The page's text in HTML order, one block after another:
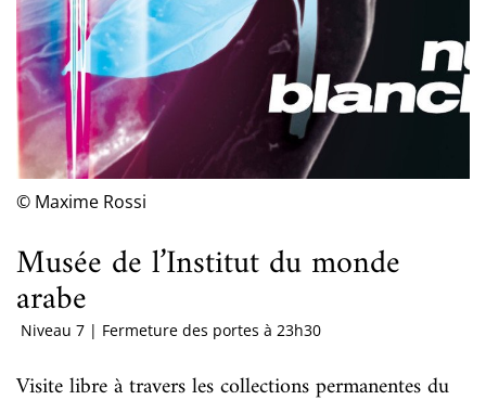
© Maxime Rossi
Musée de l’Institut du monde
arabe
Niveau 7 | Fermeture des portes à 23h30
Visite libre à travers les collections permanentes du